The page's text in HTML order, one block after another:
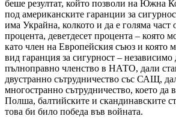
беше резултат, който позволи на Южна
под американските гаранции за
има Украйна, колкото и да е голяма част
процента, деветдесет процента – която
като член на Европейския съюз и която
вид гаранция за сигурност – независимо
пълноправно членство в НАТО, дали
двустранно сътрудничество със САЩ,
многостранно сътрудничество, което
Полша, балтийските и скандинавските
това би било победа във войната.